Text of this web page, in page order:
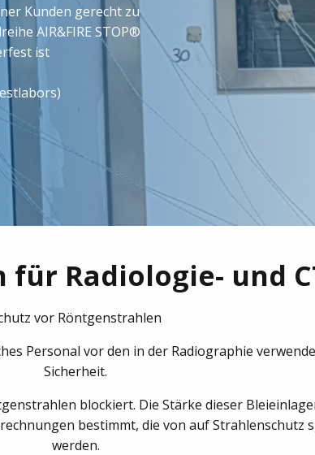
Kunden gerecht zu
AIR&FIRE STOP®
ist
Radiologie- und
vor Röntgenstrahlen
Personal vor den in der Radiographie
Sicherheit.
blockiert. Die Stärke dieser
bestimmt, die von auf
werden.